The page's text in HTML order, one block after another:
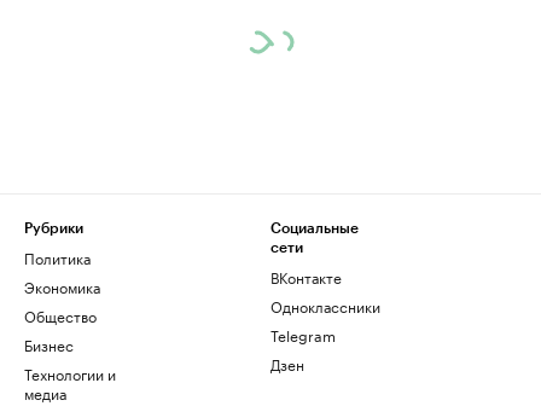
Рубрики
Политика
Экономика
Общество
Бизнес
Технологии и
медиа
Социальные
сети
ВКонтакте
Одноклассники
Telegram
Дзен